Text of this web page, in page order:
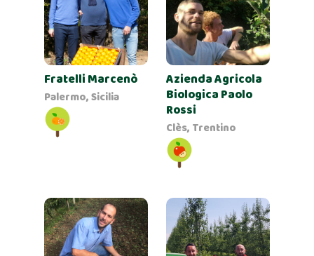
Fratelli Marcenò
Palermo, Sicilia
Azienda Agricola
Biologica Paolo
Rossi
Clès, Trentino